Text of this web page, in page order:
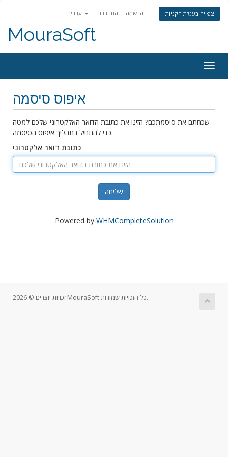
התחברות הרשמה צפייה בעגלת הקניות
MouraSoft
איפוס סיסמה
שכחתם את סיסמתכם? הזינו את כתובת הדואר האלקטרוני שלכם למטה
כדי להתחיל בתהליך איפוס הסיסמה.
כתובת דואר אלקטרוני
שליחה
Powered by WHMCompleteSolution
זכויות יוצרים © 2026 MouraSoft כל הזכויות שמורות.